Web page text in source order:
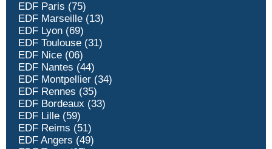
EDF Paris (75)
EDF Marseille (13)
EDF Lyon (69)
EDF Toulouse (31)
EDF Nice (06)
EDF Nantes (44)
EDF Montpellier (34)
EDF Rennes (35)
EDF Bordeaux (33)
EDF Lille (59)
EDF Reims (51)
EDF Angers (49)